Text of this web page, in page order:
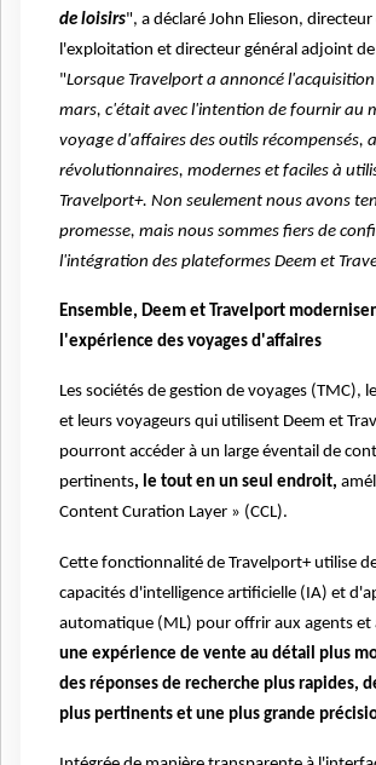
de loisirs", a déclaré John Elieson, directeur
l'exploitation et directeur général adjoint
"Lorsque Travelport a annoncé l'acquisition
mars, c'était avec l'intention de fournir au
voyage d'affaires des outils récompensés,
révolutionnaires, modernes et faciles à
Travelport+. Non seulement nous avons
promesse, mais nous sommes fiers de
l'intégration des plateformes Deem et
Ensemble, Deem et Travelport
l'expérience des voyages d'affaires
Les sociétés de gestion de voyages (TMC),
et leurs voyageurs qui utilisent Deem et
pourront accéder à un large éventail de
pertinents, le tout en un seul endroit,
Content Curation Layer » (CCL).
Cette fonctionnalité de Travelport+ utilise
capacités d'intelligence artificielle (IA) et
automatique (ML) pour offrir aux agents et
une expérience de vente au détail plus
des réponses de recherche plus rapides,
plus pertinents et une plus grande